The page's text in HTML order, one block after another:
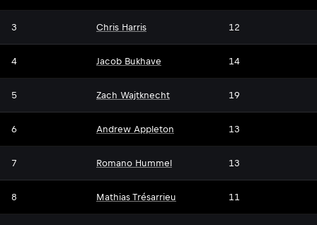
3 Chris Harris 12
4 Jacob Bukhave 14
5 Zach Wajtknecht 19
6 Andrew Appleton 13
7 Romano Hummel 13
8 Mathias Trésarrieu 11